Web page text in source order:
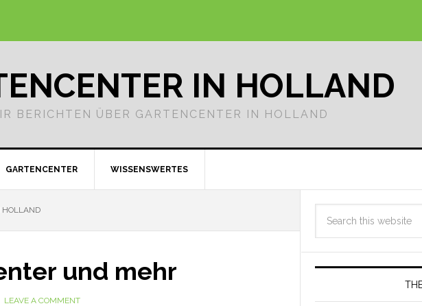
IN HOLLAND
BERICHTEN ÜBER GARTENCENTER IN HOLLAND
GARTENCENTER WISSENSWERTES
HOLLAND
und mehr
LEAVE A COMMENT